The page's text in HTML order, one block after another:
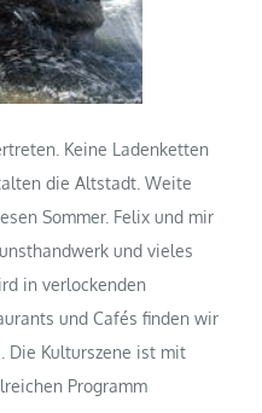
Keine Ladenketten
die Altstadt. Weite
Sommer. Felix und mir
und vieles
in verlockenden
und Cafés finden wir
Die Kulturszene ist mit
Programm